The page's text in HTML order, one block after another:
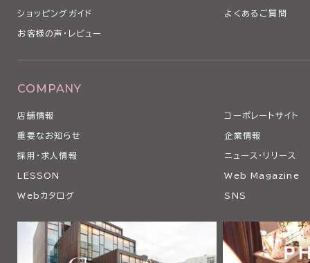
ショッピングガイド よくあるご質問
お客様の声・レビュー
COMPANY
店舗情報 コーポレートサイト
重要なお知らせ 企業情報
採用・求人情報 ニュース・リリース
LESSON Web Magazine
Webカタログ SNS